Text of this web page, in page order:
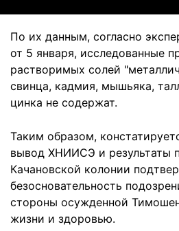
По их данным, согласно
от 5 января, исследованные
растворимых солей
свинца, кадмия, мышьяка,
цинка не содержат.
Таким образом,
вывод ХНИИСЭ и результаты
Качановской колонии
безосновательность
стороны осужденной
жизни и здоровью.